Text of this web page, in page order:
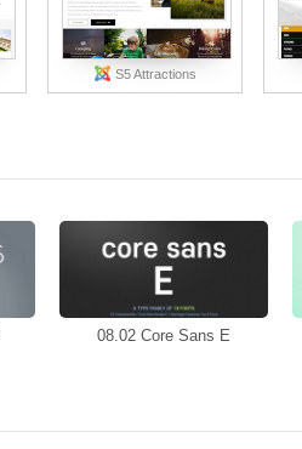
S5 Attractions
08.02 Core Sans E